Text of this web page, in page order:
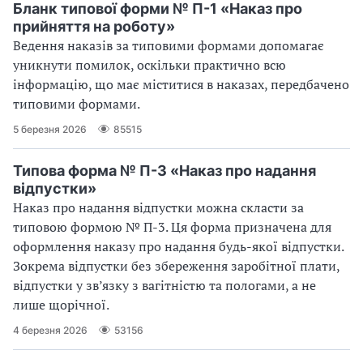
Бланк типової форми № П-1 «Наказ про
прийняття на роботу»
Ведення наказів за типовими формами допомагає
уникнути помилок, оскільки практично всю
інформацію, що має міститися в наказах, передбачено
типовими формами.
5 березня 2026 85515
Типова форма № П-3 «Наказ про надання
відпустки»
Наказ про надання відпустки можна скласти за
типовою формою № П-3. Ця форма призначена для
оформлення наказу про надання будь-якої відпустки.
Зокрема відпустки без збереження заробітної плати,
відпустки у зв’язку з вагітністю та пологами, а не
лише щорічної.
4 березня 2026 53156